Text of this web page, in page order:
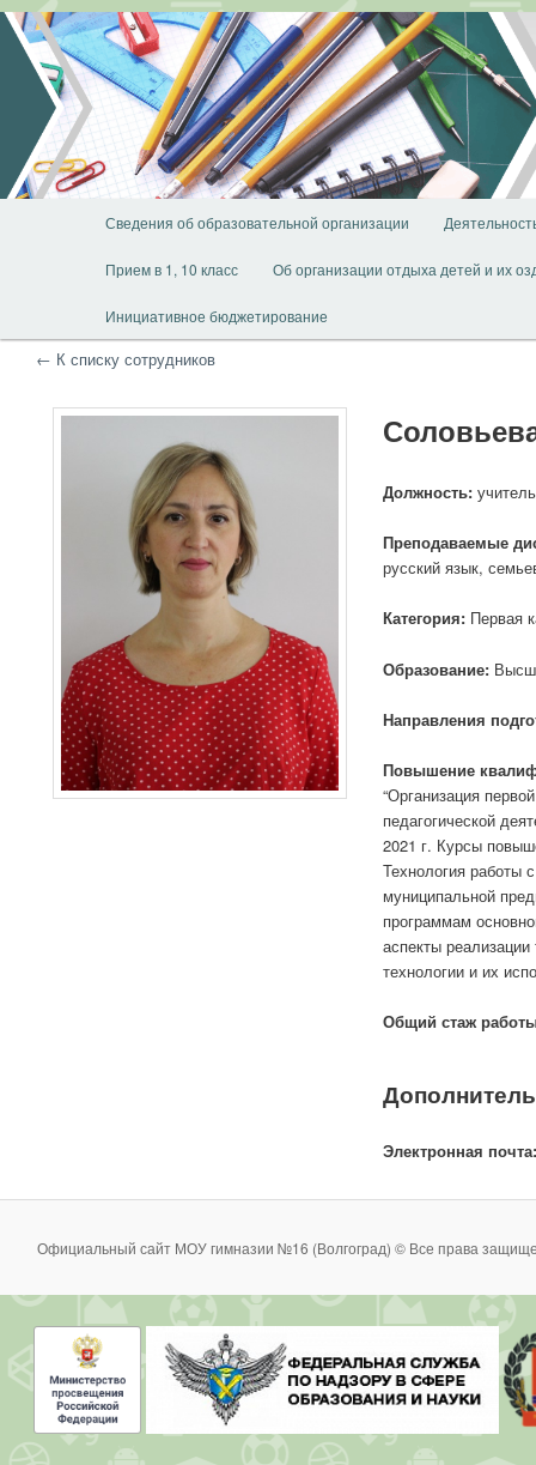
Перейти
основному
содержимому
Перейти
дополнительному
содержимому
Сведения об образовательной организации
Прием в 1, 10 класс Об организации отдыха детей и их
Инициативное бюджетирование
← К списку сотрудников
Должность: учитель
Преподаваемые
русский язык,
Категория: Первая
Образование:
Направления
Повышение
“Организация
педагогической
2021 г. Курсы
Технология работы
муниципальной
программам
аспекты
технологии и их
Общий стаж
Электронная почта:
Официальный сайт МОУ гимназии №16 (Волгоград) © Все права